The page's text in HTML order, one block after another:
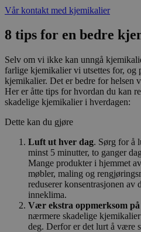
Vår kontakt med kjemikalier
8 tips for en bedre
Selv om vi ikke kan unngå
farlige kjemikalier vi utsettes for, og
kjemikalier. Det er bedre for helsen
Her er åtte tips for hvordan du kan
skadelige kjemikalier i hverdagen:
Dette kan du gjøre
Luft ut hver dag. Sørg for å
minst 5 minutter, to ganger
Mange produkter i hjemmet
møbler, maling og
reduserer konsentrasjonen av
inneklima.
Vær ekstra oppmerksom
nærmere skadelige
deg. Derfor er det lurt å være